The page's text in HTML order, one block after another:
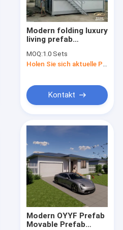
Modern folding luxury
living prefab
office modular flat
pack container
sale
MOQ:1.0 Sets
Kontakt
Modern OYYF Prefab
Movable Prefab